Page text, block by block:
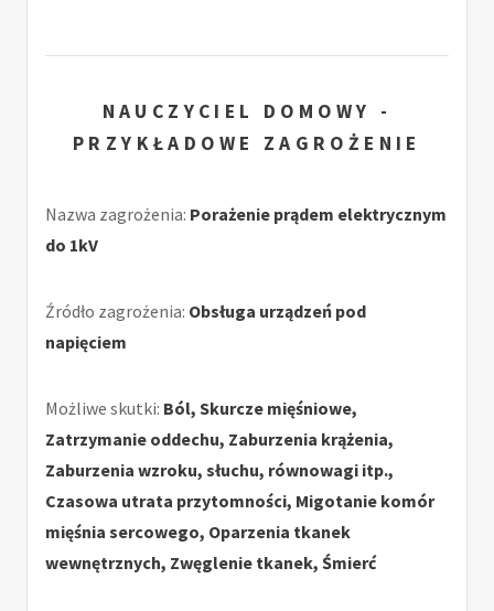
NAUCZYCIEL DOMOWY -
PRZYKŁADOWE ZAGROŻENIE
Nazwa zagrożenia: Porażenie prądem elektrycznym
do 1kV
Źródło zagrożenia: Obsługa urządzeń pod
napięciem
Możliwe skutki: Ból, Skurcze mięśniowe,
Zatrzymanie oddechu, Zaburzenia krążenia,
Zaburzenia wzroku, słuchu, równowagi itp.,
Czasowa utrata przytomności, Migotanie komór
mięśnia sercowego, Oparzenia tkanek
wewnętrznych, Zwęglenie tkanek, Śmierć